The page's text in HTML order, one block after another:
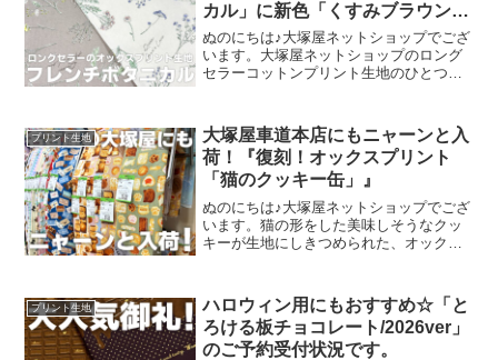
カル」に新色「くすみブラウン」
が登場！
ぬのにちは♪大塚屋ネットショップでござ
います。大塚屋ネットショップのロング
セラーコットンプリント生地のひとつ
た「ペールピンク」の再販が、この度決
定いたしました。2026
プリント生地
大塚屋車道本店にもニャーンと入
荷！『復刻！オックスプリント
「猫のクッキー缶」』
ぬのにちは♪大塚屋ネットショップでござ
います。猫の形をした美味しそうなクッ
キーが生地にしきつめられた、オックス
した。ご予約をくださっていましたお客
様への発送が完了し、現
プリント生地
ハロウィン用にもおすすめ☆「と
ろける板チョコレート/2026ver」
のご予約受付状況です。